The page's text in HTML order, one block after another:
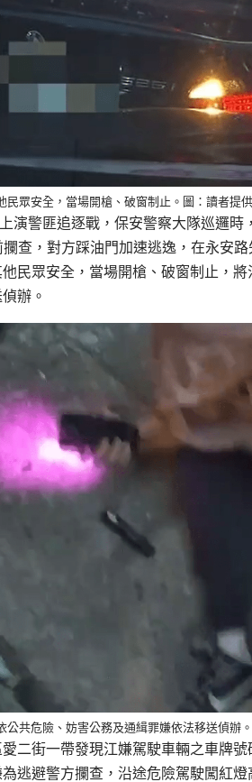
民眾安全，當場開槍、破窗制止。圖：讀者提供
演警匪追逐戰，保安警察大隊巡邏時
查，對方踩油門加速逃逸，在永安
民眾安全，當場開槍、破窗制止，
辦。
公共危險、妨害公務及通緝罪嫌依法移送偵辦
二街一帶發現江嫌駕駛車輛之車牌
逃避警方攔查，沿途危險駕駛闖紅